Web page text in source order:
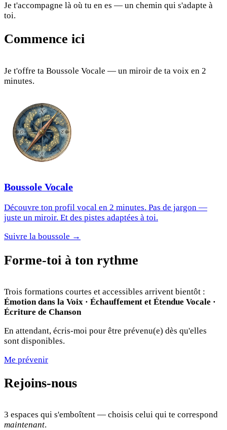
Je t'accompagne là où tu en es — un chemin qui s'adapte à
toi.
Commence ici
Je t'offre ta Boussole Vocale — un miroir de ta voix en 2
minutes.
Boussole Vocale
Découvre ton profil vocal en 2 minutes. Pas de jargon —
juste un miroir. Et des pistes adaptées à toi.
Suivre la boussole →
Forme-toi à ton rythme
Trois formations courtes et accessibles arrivent bientôt :
Émotion dans la Voix · Échauffement et Étendue Vocale ·
Écriture de Chanson
En attendant, écris-moi pour être prévenu(e) dès qu'elles
sont disponibles.
Me prévenir
Rejoins-nous
3 espaces qui s'emboîtent — choisis celui qui te correspond
maintenant.